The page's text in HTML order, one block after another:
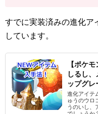
すでに実装済みの進化ア
しています。
【ポケ
しるし
ップグレ
進化アイテ
ゅうのウロ
うのいし、